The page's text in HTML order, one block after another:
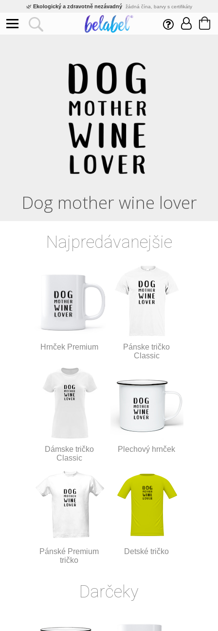
🌿 Ekologický a zdravotně nezávadný žádná čína, barvy s certifikáty
Inovativní výroba vlastní vývoj, nejnovější technologie
Rychlé dodání expedujeme do 24h
Eshop s tradicí od roku 2010 tisíce spokojených zákazníků
Dog mother wine lover
Najpredávanejšie
Hrnček Premium
Pánske tričko
Classic
Dámske tričko
Classic
Plechový hrnček
Pánské Premium
tričko
Detské tričko
Darčeky